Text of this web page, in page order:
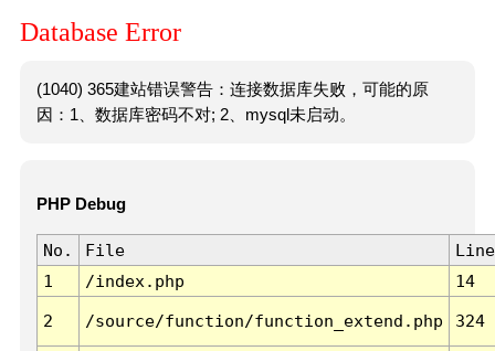
Database Error
(1040) 365建站错误警告：连接数据库失败，可能的原
因：1、数据库密码不对; 2、mysql未启动。
PHP Debug
No. File
Line
1
/index.php 14
2 /source/function/function_extend.php 324